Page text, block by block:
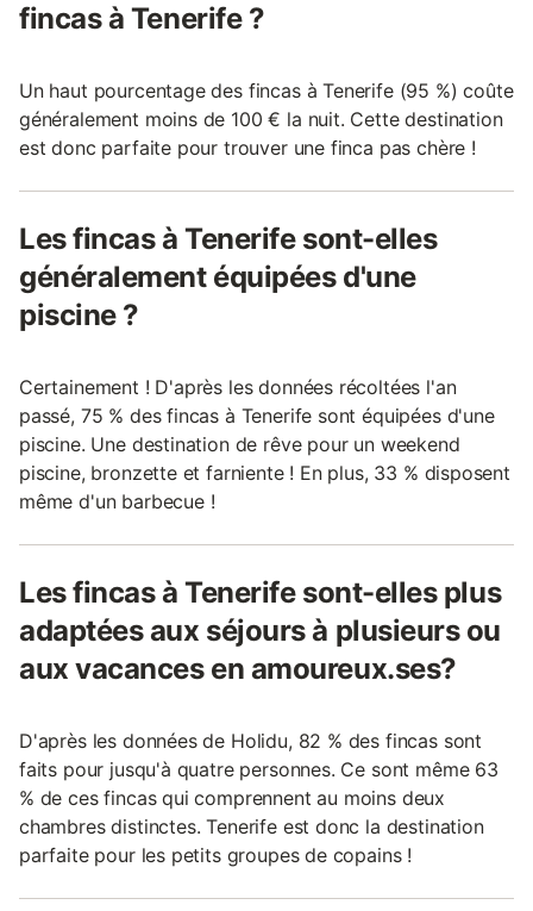
fincas à Tenerife ?
Un haut pourcentage des fincas à Tenerife (95 %) coûte
généralement moins de 100 € la nuit. Cette destination
est donc parfaite pour trouver une finca pas chère !
Les fincas à Tenerife sont-elles
généralement équipées d'une
piscine ?
Certainement ! D'après les données récoltées l'an
passé, 75 % des fincas à Tenerife sont équipées d'une
piscine. Une destination de rêve pour un weekend
piscine, bronzette et farniente ! En plus, 33 % disposent
même d'un barbecue !
Les fincas à Tenerife sont-elles plus
adaptées aux séjours à plusieurs ou
aux vacances en amoureux.ses?
D'après les données de Holidu, 82 % des fincas sont
faits pour jusqu'à quatre personnes. Ce sont même 63
% de ces fincas qui comprennent au moins deux
chambres distinctes. Tenerife est donc la destination
parfaite pour les petits groupes de copains !